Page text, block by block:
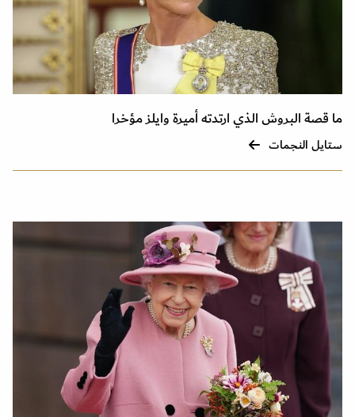
ما قصة البروش الذي ارتدته أميرة وايلز مؤخرا
ستايل النجمات